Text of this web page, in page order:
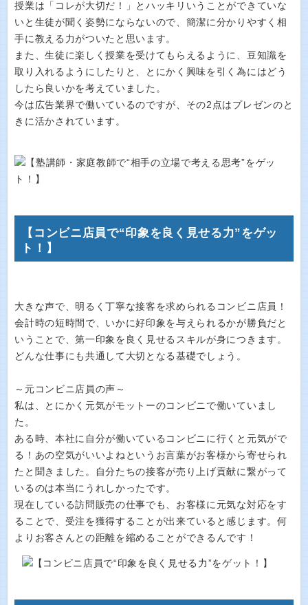
授業は「コレが大切だ！」とハッキリいうことができていな
いと生徒が聞く姿勢にならないので、簡潔に分かりやすく相
手に教える力がついたと思います。
また、生徒に楽しく授業を受けてもらえるように、豆知識を
取り入れるようにしたりと、とにかく興味を引く為にはどう
したら良いかを考えていました。
今は広告業界で働いているのですが、その2点はプレゼンのと
きに活かされています。
【コンビニ店員で“印象を良く見せる力”をゲッ
ト！】
大きな声で、明るく丁寧な接客を求められるコンビニ店員！
会計時の短時間で、いかに好印象を与えられるかが勝負だと
いうことで、第一印象を良く見せるスキルが身につきます。
どんな仕事にも共通して大切となる基礎でしょう。
～元コンビニ店員の声～
私は、とにかく元気がモットーのコンビニで働いていまし
た。
ある時、本社に自分が働いているコンビニに行くと元気がで
る！あの空気がいいよねというお言葉がお客様から寄せられ
たと聞きました。自分たちの接客が売り上げ貢献に繋がって
いるのは本当にうれしかったです。
現在している訪問販売の仕事でも、お客様に元気な対応をす
ることで、受注を獲得することが出来ていると感じます。何
よりお客さんとの距離を縮めることができるんです！